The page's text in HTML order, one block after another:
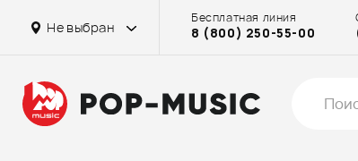
Не выбран
Бесплатная линия
8 (800) 250-55-00